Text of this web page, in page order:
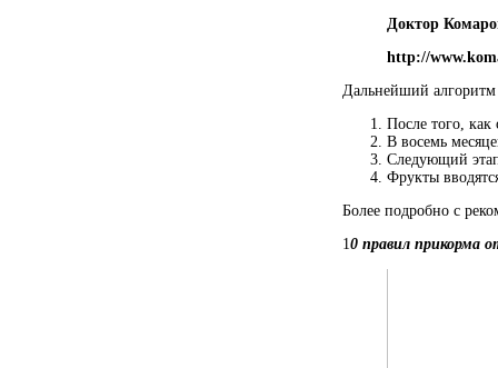
Доктор
http://
Дальнейший алгоритм
После того,
В восемь
Следующий
Фрукты
Более подробно с
10 правил прикорма